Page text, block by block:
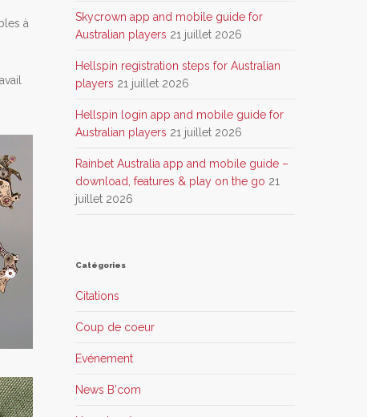
à
Skycrown app and mobile guide for
Australian players 21 juillet 2026
Hellspin registration steps for Australian
players 21 juillet 2026
Hellspin login app and mobile guide for
Australian players 21 juillet 2026
Rainbet Australia app and mobile guide –
download, features & play on the go 21
juillet 2026
Catégories
Citations
Coup de coeur
Evénement
News B'com